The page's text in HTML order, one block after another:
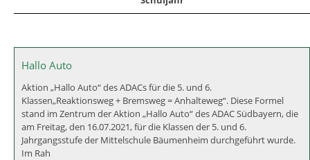
Hallo Auto
Aktion „Hallo Auto“ des ADACs für die 5. und 6.
Klassen„Reaktionsweg + Bremsweg = Anhalteweg“. Diese Formel
stand im Zentrum der Aktion „Hallo Auto“ des ADAC Südbayern, die
am Freitag, den 16.07.2021, für die Klassen der 5. und 6.
Jahrgangsstufe der Mittelschule Bäumenheim durchgeführt wurde.
Im Rah